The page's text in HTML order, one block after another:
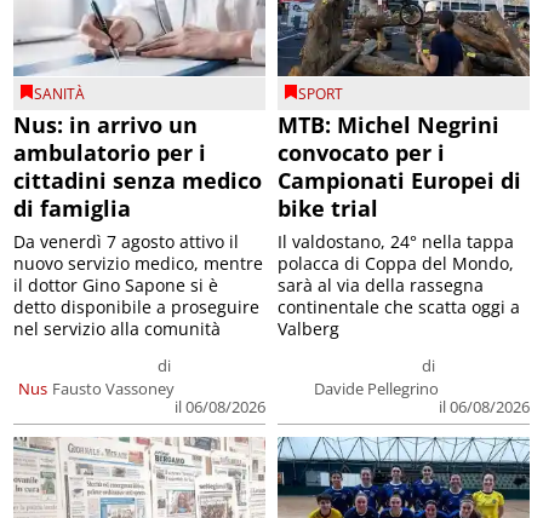
SANITÀ
Nus: in arrivo un
ambulatorio per i
cittadini senza medico
di famiglia
Nus
di
Fausto Vassoney
il 06/08/2026
Da venerdì 7 agosto attivo il
nuovo servizio medico, mentre
il dottor Gino Sapone si è
detto disponibile a proseguire
nel servizio alla comunità
SPORT
MTB: Michel Negrini
convocato per i
Campionati Europei di
bike trial
di
Davide Pellegrino
il 06/08/2026
Il valdostano, 24° nella tappa
polacca di Coppa del Mondo,
sarà al via della rassegna
continentale che scatta oggi a
Valberg